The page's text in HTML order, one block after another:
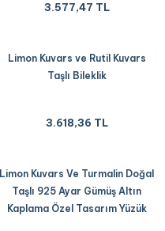
3.577,47 TL
Limon Kuvars ve Rutil Kuvars
Taşlı Bileklik
3.618,36 TL
Limon Kuvars Ve Turmalin Doğal
Taşlı 925 Ayar Gümüş Altın
Kaplama Özel Tasarım Yüzük